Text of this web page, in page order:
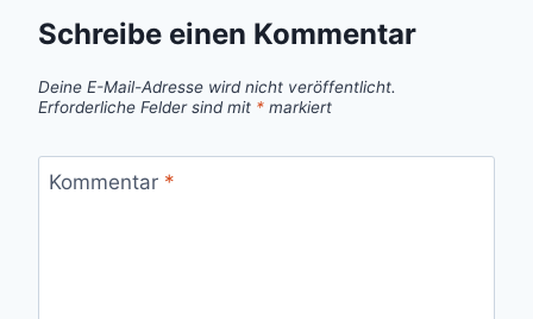
Schreibe einen Kommentar
Deine E-Mail-Adresse wird nicht veröffentlicht.
Erforderliche Felder sind mit * markiert
Kommentar *